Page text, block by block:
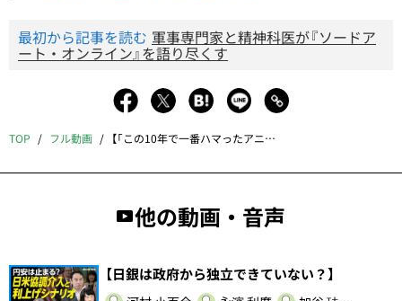
最初から記事を読む 軍事専門家と精神科医が『ソードア
ート・オンライン』を語り尽くす
TOP フル動画 【「この10年で一番ハマったアニメ」】
他の動画・音声
【日銀は政府から独立できていない？】